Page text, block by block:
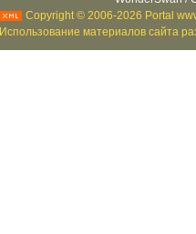
Copyright © 2006-2026 Portal
Использование материалов сайта